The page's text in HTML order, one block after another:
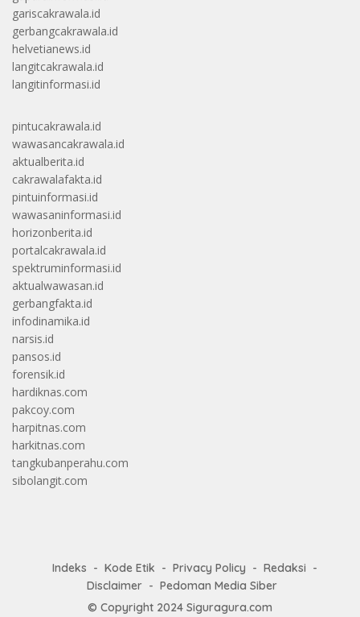
gariscakrawala.id
gerbangcakrawala.id
helvetianews.id
langitcakrawala.id
langitinformasi.id
pintucakrawala.id
wawasancakrawala.id
aktualberita.id
cakrawalafakta.id
pintuinformasi.id
wawasaninformasi.id
horizonberita.id
portalcakrawala.id
spektruminformasi.id
aktualwawasan.id
gerbangfakta.id
infodinamika.id
narsis.id
pansos.id
forensik.id
hardiknas.com
pakcoy.com
harpitnas.com
harkitnas.com
tangkubanperahu.com
sibolangit.com
Indeks Kode Etik Privacy Policy
Redaksi
Disclaimer
Pedoman Media Siber
© Copyright 2024 Siguragura.com